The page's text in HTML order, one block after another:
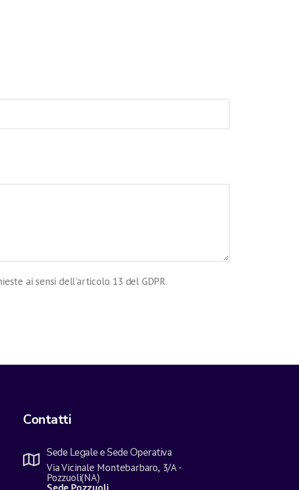
ai sensi dell'articolo 13 del GDPR.
Contatti
Sede Legale e Sede Operativa
Via Vicinale Montebarbaro, 3/A -
Pozzuoli(NA)